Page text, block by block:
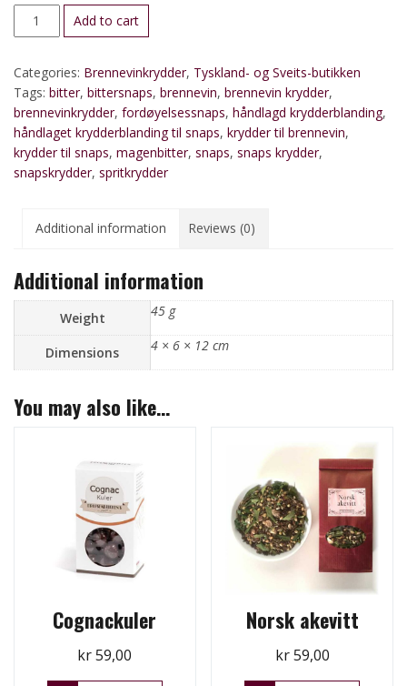
Magenbitter,
snaps
Add to cart
Categories: Brennevinkrydder, Tyskland- og Sveits-butikken
Tags: bitter, bittersnaps, brennevin, brennevin krydder,
brennevinkrydder, fordøyelsessnaps, håndlagd krydderblanding,
håndlaget krydderblanding til snaps, krydder til brennevin,
krydder til snaps, magenbitter, snaps, snaps krydder,
snapskrydder, spritkrydder
Additional information Reviews (0)
Additional information
Weight 45 g
Dimensions 4 × 6 × 12 cm
You may also like…
Cognackuler
kr59,00
Norsk akevitt
kr59,00